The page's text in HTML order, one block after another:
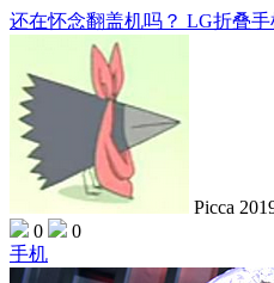
还在怀念翻盖机吗？ LG折叠
Picca
0
0
手机